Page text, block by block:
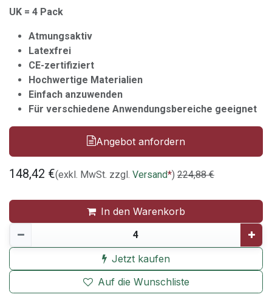
UK = 4 Pack
Atmungsaktiv
Latexfrei
CE-zertifiziert
Hochwertige Materialien
Einfach anzuwenden
Für verschiedene Anwendungsbereiche geeignet
Angebot anfordern
148,42 €(exkl. MwSt. zzgl. Versand*) 224,88€
In den Warenkorb
Jetzt kaufen
Auf die Wunschliste